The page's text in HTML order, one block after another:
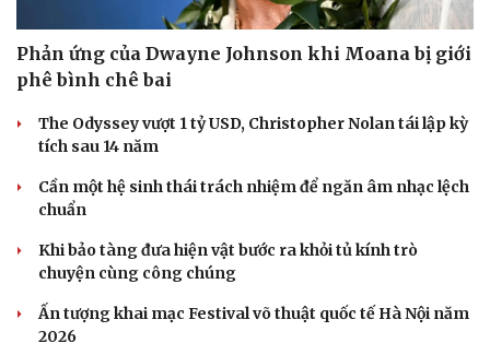
Thông tin doanh nghiệp
Doanh nghiệp 24h
Doanh nhân
Vì cộng đồng
Trải nghiệm
Phản ứng của Dwayne Johnson khi Moana bị giới
phê bình chê bai
The Odyssey vượt 1 tỷ USD, Christopher Nolan tái lập kỳ
tích sau 14 năm
Cần một hệ sinh thái trách nhiệm để ngăn âm nhạc lệch
chuẩn
Khi bảo tàng đưa hiện vật bước ra khỏi tủ kính trò
chuyện cùng công chúng
Ấn tượng khai mạc Festival võ thuật quốc tế Hà Nội năm
2026